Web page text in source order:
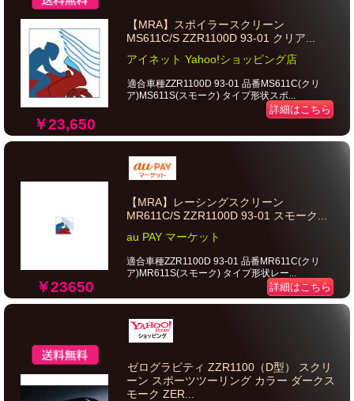
￥23,650
【MRA】スポイラースクリーン
MS611C/S ZZR1100D 93-01 クリア...
アイネット Yahoo!ショッピング店
適合車種ZZR1100D 93-01 品番MS611C(クリ
ア)MS611S(スモーク) タイプ形状スポ...
詳細はこちら
￥23650
【MRA】レーシングスクリーン
MR611C/S ZZR1100D 93-01 スモーク...
au PAY マーケット
適合車種ZZR1100D 93-01 品番MR611C(クリ
ア)MR611S(スモーク) タイプ形状レー...
詳細はこちら
ゼログラビティ ZZR1100（D型） スクリ
ーン スポーツツーリング カラー ダークス
モーク ZER...